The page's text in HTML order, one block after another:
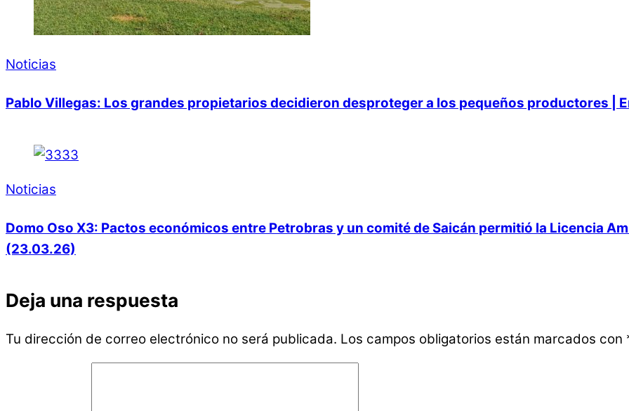
Noticias
Pablo Villegas: Los grandes propietarios decidieron desproteger a los pequeños productores |
Noticias
Domo Oso X3: Pactos económicos entre Petrobras y un comité de Saicán permitió la Licencia
(23.03.26)
Deja una respuesta
Tu dirección de correo electrónico no será publicada. Los campos obligatorios están marcados con